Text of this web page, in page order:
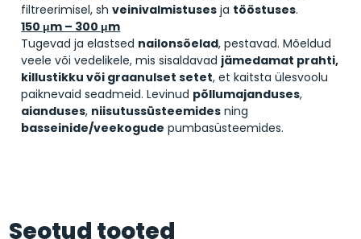
filtreerimisel, shveinivalmistuses ja tööstuses.
150 μm – 300 μm
Tugevad ja elastsed nailon­sõelad, pestavad. Mõeldud
veele või vedelikele, mis sisaldavad jämedamat prahti,
killustikku või graanulset setet, et kaitsta ülesvoolu
paiknevaid seadmeid. Levinud põllumajanduses,
aianduses, niisutussüsteemides ning
basseinide/veekogude pumbasüsteemides.
Seotud tooted